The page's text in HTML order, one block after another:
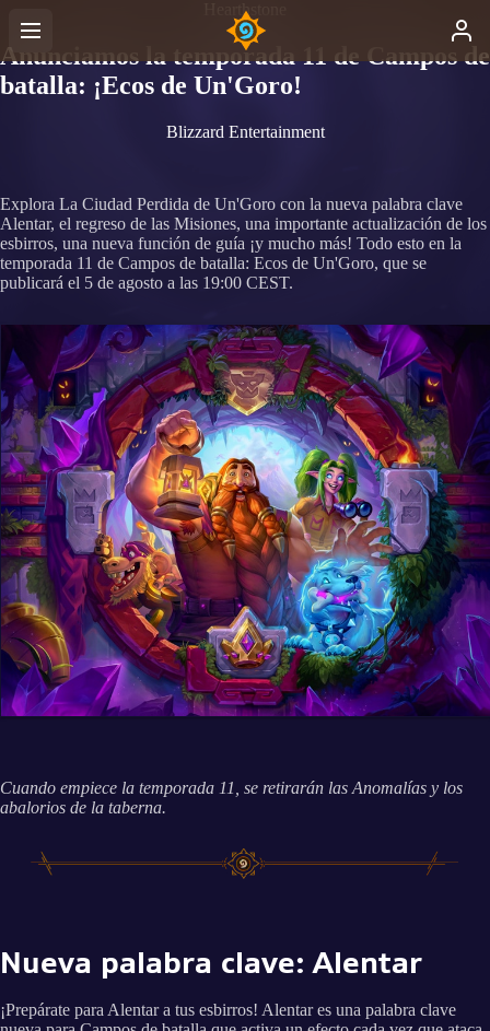
Hearthstone
Anunciamos la temporada 11 de Campos de
batalla: ¡Ecos de Un'Goro!
Blizzard Entertainment
Explora La Ciudad Perdida de Un'Goro con la nueva palabra clave
Alentar, el regreso de las Misiones, una importante actualización de los
esbirros, una nueva función de guía ¡y mucho más! Todo esto en la
temporada 11 de Campos de batalla: Ecos de Un'Goro, que se
publicará el 5 de agosto a las 19:00 CEST.
Cuando empiece la temporada 11, se retirarán las Anomalías y los
abalorios de la taberna.
Nueva palabra clave: Alentar
¡Prepárate para Alentar a tus esbirros! Alentar es una palabra clave